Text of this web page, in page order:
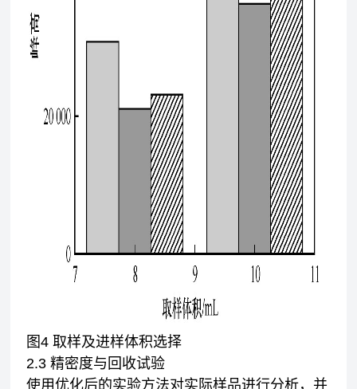
图4 取样及进样体积选择
2.3 精密度与回收试验
使用优化后的实验方法对实际样品进行分析，并